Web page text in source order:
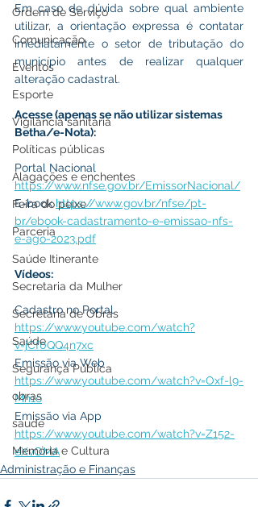
Ordem de Serviço
Comunicação
Eventos
Esporte
Vigilância sanitária
Políticas públicas
Alagações e enchentes
Feira do peixe
Parceria
Saúde Itinerante
Secretaria da Mulher
Secretaria de Obras
Saúde
Segurança Pública
obras
saude
Memória e Cultura
Em caso de dúvida sobre qual ambiente
utilizar, a orientação expressa é contatar
imediatamente o setor de tributação do
município antes de realizar qualquer
alteração cadastral.
Acesse (apenas se não utilizar sistemas
Betha/e-Nota):
Portal Nacional
https://www.nfse.gov.br/EmissorNacional/
E-book https://www.gov.br/nfse/pt-
br/ebook-cadastramento-e-emissao-nfs-
e-ago-2023.pdf
Vídeos:
Cadastro no Portal
https://www.youtube.com/watch?
v=jCf0QQ4n7xc
Emissão via Web
https://www.youtube.com/watch?v=Oxf-l9-
Mh1o
Emissão via App
https://www.youtube.com/watch?v=Z152-
eXvOMA
Administração e Finanças